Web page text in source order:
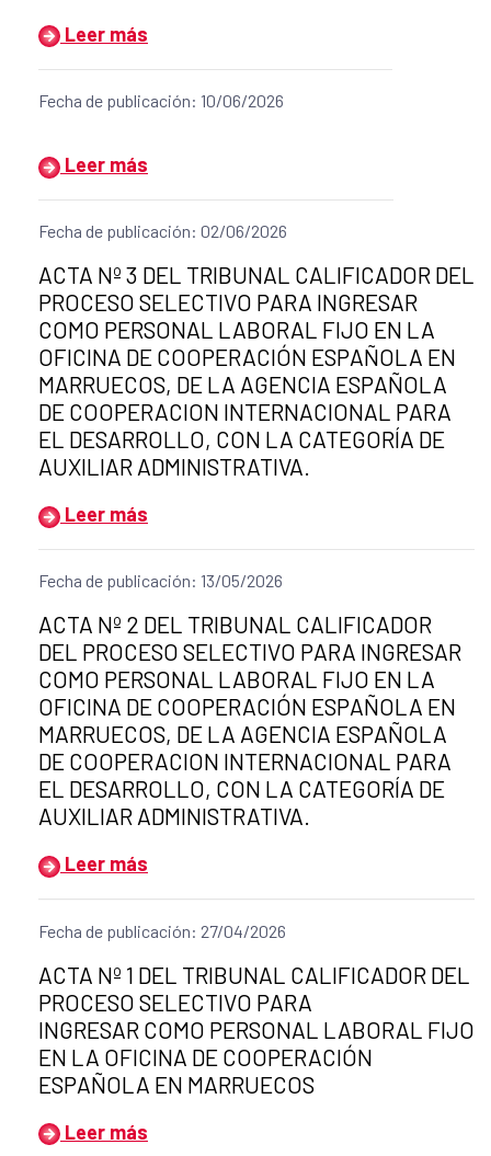
Leer más
Fecha de publicación: 10/06/2026
Leer más
Fecha de publicación: 02/06/2026
Título del anuncio:
ACTA Nº 3 DEL TRIBUNAL CALIFICADOR DEL
PROCESO SELECTIVO PARA INGRESAR
COMO PERSONAL LABORAL FIJO EN LA
OFICINA DE COOPERACIÓN ESPAÑOLA EN
MARRUECOS, DE LA AGENCIA ESPAÑOLA
DE COOPERACION INTERNACIONAL PARA
EL DESARROLLO, CON LA CATEGORÍA DE
AUXILIAR ADMINISTRATIVA.
Leer más
Fecha de publicación: 13/05/2026
Título del anuncio:
ACTA Nº 2 DEL TRIBUNAL CALIFICADOR
DEL PROCESO SELECTIVO PARA INGRESAR
COMO PERSONAL LABORAL FIJO EN LA
OFICINA DE COOPERACIÓN ESPAÑOLA EN
MARRUECOS, DE LA AGENCIA ESPAÑOLA
DE COOPERACION INTERNACIONAL PARA
EL DESARROLLO, CON LA CATEGORÍA DE
AUXILIAR ADMINISTRATIVA.
Leer más
Fecha de publicación: 27/04/2026
Título del anuncio:
ACTA Nº 1 DEL TRIBUNAL CALIFICADOR DEL
PROCESO SELECTIVO PARA
INGRESAR COMO PERSONAL LABORAL FIJO
EN LA OFICINA DE COOPERACIÓN
ESPAÑOLA EN MARRUECOS
Leer más